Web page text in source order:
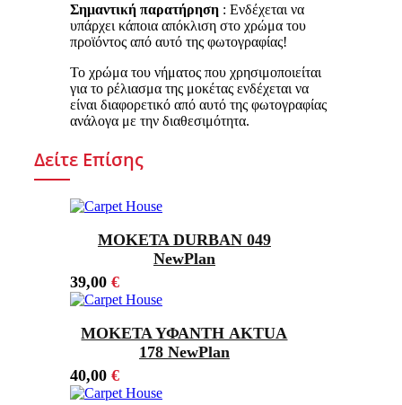
Σημαντική παρατήρηση: Ενδέχεται να
υπάρχει κάποια απόκλιση στο χρώμα του
προϊόντος από αυτό της φωτογραφίας!
Το χρώμα του νήματος που χρησιμοποιείται
για το ρέλιασμα της μοκέτας ενδέχεται να
είναι διαφορετικό από αυτό της φωτογραφίας
ανάλογα με την διαθεσιμότητα.
Δείτε Επίσης
ΜΟΚΕΤΑ DURBAN 049
NewPlan
39,00 €
ΜΟΚΕΤΑ ΥΦΑΝΤΗ AKTUA
178 NewPlan
40,00 €